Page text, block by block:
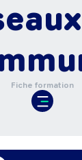
Fiche formation